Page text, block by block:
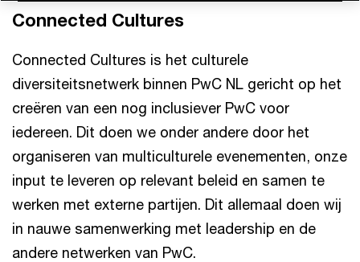
Connected Cultures
Connected Cultures is het culturele
diversiteitsnetwerk binnen PwC NL gericht op het
creëren van een nog inclusiever PwC voor
iedereen. Dit doen we onder andere door het
organiseren van multiculturele evenementen, onze
input te leveren op relevant beleid en samen te
werken met externe partijen. Dit allemaal doen wij
in nauwe samenwerking met leadership en de
andere netwerken van PwC.